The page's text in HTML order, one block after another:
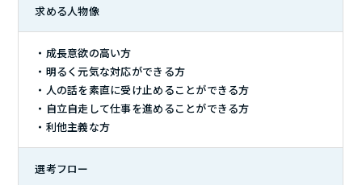
求める人物像
・成長意欲の高い方
・明るく元気な対応ができる方
・人の話を素直に受け止めることができる方
・自立自走して仕事を進めることができる方
・利他主義な方
選考フロー